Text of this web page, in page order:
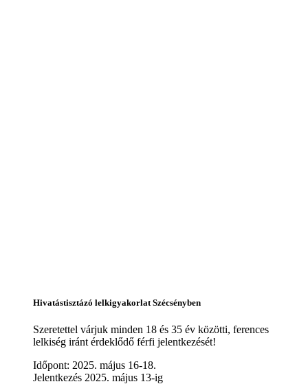
Hivatástisztázó lelkigyakorlat Szécsényben
Szeretettel várjuk minden 18 és 35 év közötti, ferences
lelkiség iránt érdeklődő férfi jelentkezését!
Időpont: 2025. május 16-18.
Jelentkezés 2025. május 13-ig